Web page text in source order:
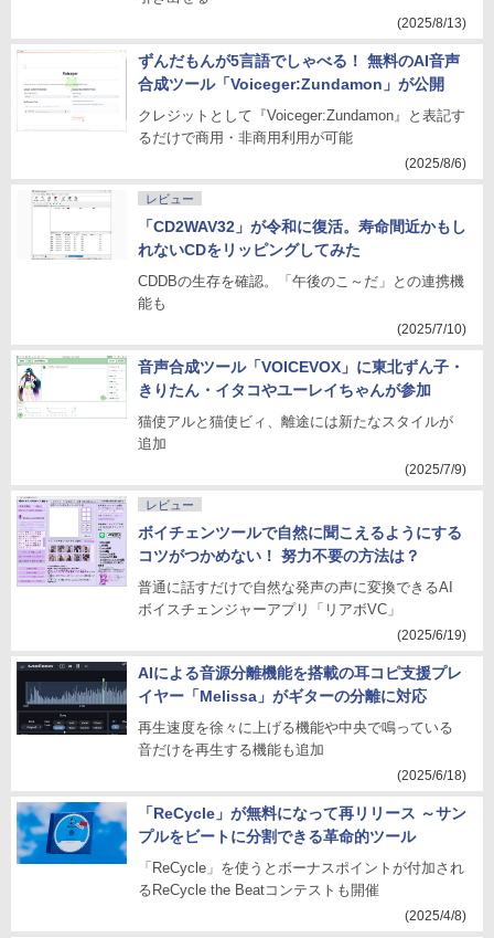
(2025/8/13)
ずんだもんが5言語でしゃべる！ 無料のAI音声
合成ツール「Voiceger:Zundamon」が公開
クレジットとして『Voiceger:Zundamon』と表記す
るだけで商用・非商用利用が可能
(2025/8/6)
レビュー
「CD2WAV32」が令和に復活。寿命間近かもし
れないCDをリッピングしてみた
CDDBの生存を確認。「午後のこ～だ」との連携機
能も
(2025/7/10)
音声合成ツール「VOICEVOX」に東北ずん子・
きりたん・イタコやユーレイちゃんが参加
猫使アルと猫使ビィ、離途には新たなスタイルが
追加
(2025/7/9)
レビュー
ボイチェンツールで自然に聞こえるようにする
コツがつかめない！ 努力不要の方法は？
普通に話すだけで自然な発声の声に変換できるAI
ボイスチェンジャーアプリ「リアボVC」
(2025/6/19)
AIによる音源分離機能を搭載の耳コピ支援プレ
イヤー「Melissa」がギターの分離に対応
再生速度を徐々に上げる機能や中央で鳴っている
音だけを再生する機能も追加
(2025/6/18)
「ReCycle」が無料になって再リリース ～サン
プルをビートに分割できる革命的ツール
「ReCycle」を使うとボーナスポイントが付加され
るReCycle the Beatコンテストも開催
(2025/4/8)